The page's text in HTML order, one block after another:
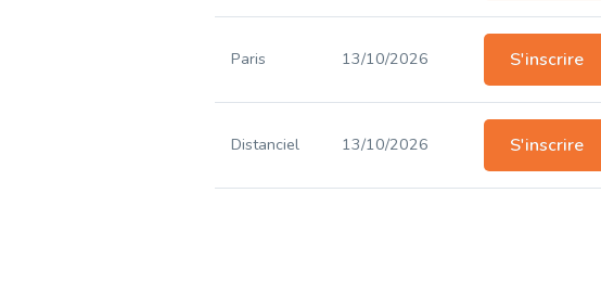
Paris 13/10/2026 S'inscrire
Distanciel 13/10/2026 S'inscrire